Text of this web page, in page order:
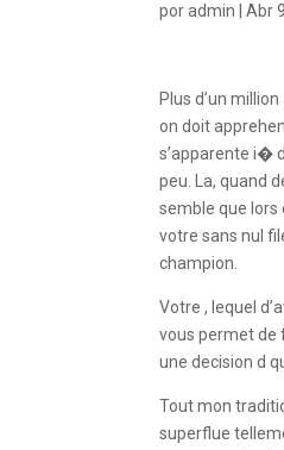
poradmin |Abr
Plus d’un
on doit
s’apparente i�
peu. La, quand
semble que
votre sans nul
champion.
Votre , lequel
vous permet de
une decision d
Tout mon
superflue